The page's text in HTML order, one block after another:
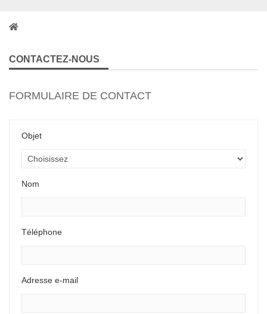
CONTACTEZ-NOUS
FORMULAIRE DE CONTACT
Objet
Nom
Téléphone
Adresse e-mail